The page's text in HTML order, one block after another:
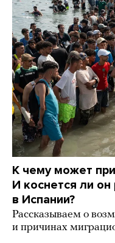
К чему может
И коснется ли
в Испании?
Рассказываем о
и причинах